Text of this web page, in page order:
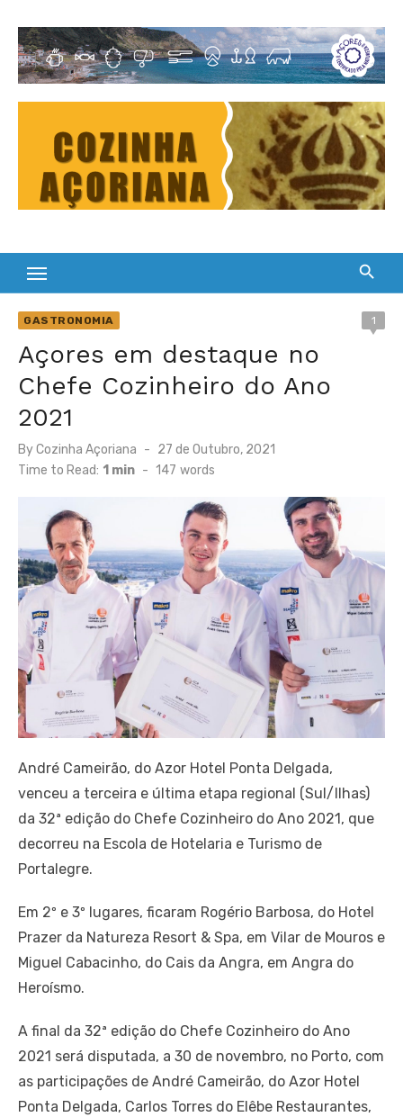
content
Cultura Gastronómica dos Açores
GASTRONOMIA 1
Açores em destaque no
Chefe Cozinheiro do Ano
2021
ByCozinha Açoriana
Posted
on
27 de Outubro, 2021
Time to Read: 1 min - 147 words
André Cameirão, do Azor Hotel Ponta Delgada,
venceu a terceira e última etapa regional (Sul/Ilhas)
da 32ª edição do Chefe Cozinheiro do Ano 2021, que
decorreu na Escola de Hotelaria e Turismo de
Portalegre.
Em 2º e 3º lugares, ficaram Rogério Barbosa, do Hotel
Prazer da Natureza Resort & Spa, em Vilar de Mouros e
Miguel Cabacinho, do Cais da Angra, em Angra do
Heroísmo.
A final da 32ª edição do Chefe Cozinheiro do Ano
2021 será disputada, a 30 de novembro, no Porto, com
as participações de André Cameirão, do Azor Hotel
Ponta Delgada, Carlos Torres do Elêbe Restaurantes,